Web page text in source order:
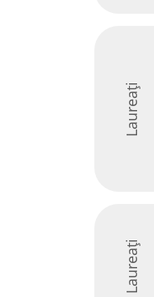
Laureați
Laureați